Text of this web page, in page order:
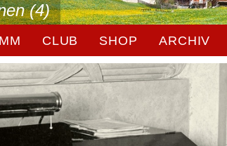
(4)
CLUB SHOP ARCHIV